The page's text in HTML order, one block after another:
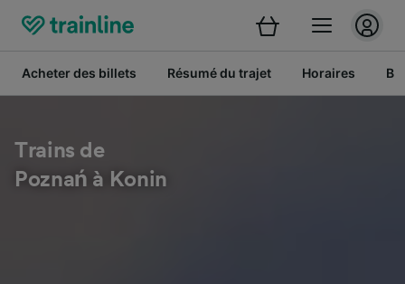
Acheter des billets Résumé du trajet Horaires
Trains de
Poznań à Konin